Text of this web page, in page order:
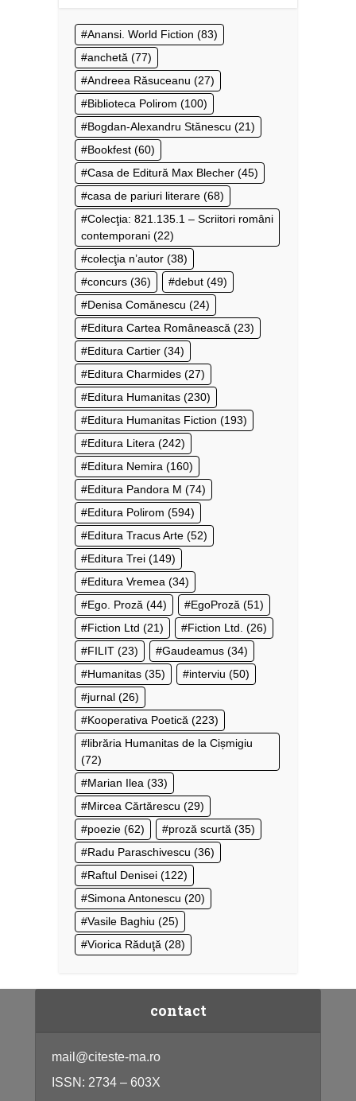
Anansi. World Fiction (83)
anchetă (77)
Andreea Răsuceanu (27)
Biblioteca Polirom (100)
Bogdan-Alexandru Stănescu (21)
Bookfest (60)
Casa de Editură Max Blecher (45)
casa de pariuri literare (68)
Colecţia: 821.135.1 – Scriitori români
contemporani (22)
colecţia n’autor (38)
concurs (36) debut (49)
Denisa Comănescu (24)
Editura Cartea Românească (23)
Editura Cartier (34)
Editura Charmides (27)
Editura Humanitas (230)
Editura Humanitas Fiction (193)
Editura Litera (242)
Editura Nemira (160)
Editura Pandora M (74)
Editura Polirom (594)
Editura Tracus Arte (52)
Editura Trei (149)
Editura Vremea (34)
Ego. Proză (44) EgoProză (51)
Fiction Ltd (21) Fiction Ltd. (26)
FILIT (23) Gaudeamus (34)
Humanitas (35) interviu (50)
jurnal (26)
Kooperativa Poetică (223)
librăria Humanitas de la Cișmigiu
(72)
Marian Ilea (33)
Mircea Cărtărescu (29)
poezie (62) proză scurtă (35)
Radu Paraschivescu (36)
Raftul Denisei (122)
Simona Antonescu (20)
Vasile Baghiu (25)
Viorica Răduţă (28)
contact
mail@citeste-ma.ro
ISSN: 2734 – 603X